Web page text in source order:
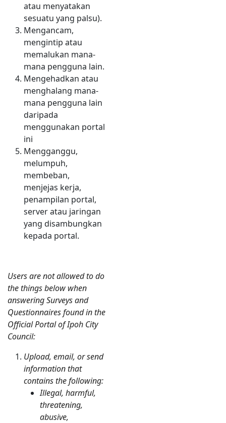
atau menyatakan
sesuatu yang palsu).
Mengancam,
mengintip atau
memalukan mana-
mana pengguna lain.
Mengehadkan atau
menghalang mana-
mana pengguna lain
daripada
menggunakan portal
ini
Mengganggu,
melumpuh,
membeban,
menjejas kerja,
penampilan portal,
server atau jaringan
yang disambungkan
kepada portal.
Users are not allowed to do
the things below when
answering Surveys and
Questionnaires found in the
Official Portal of Ipoh City
Council:
Upload, email, or send
information that
contains the following:
Illegal, harmful,
threatening,
abusive,